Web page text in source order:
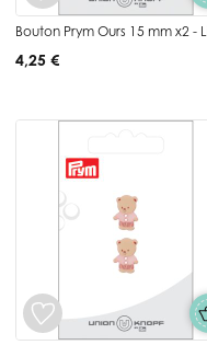
Bouton Prym Ours 15 mm x2 -
4,25 €